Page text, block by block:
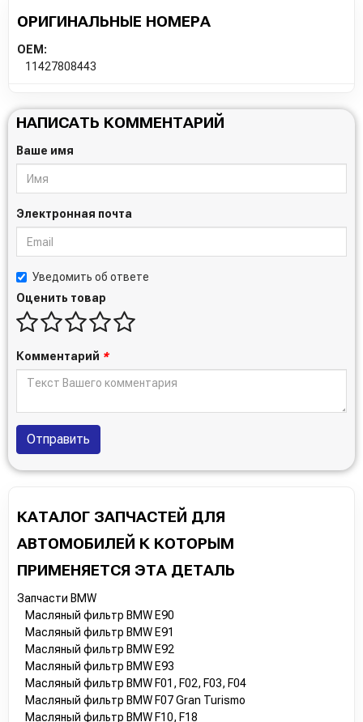
ОРИГИНАЛЬНЫЕ НОМЕРА
OEM:
11427808443
НАПИСАТЬ КОММЕНТАРИЙ
Ваше имя
Электронная почта
Уведомить об ответе
Оценить товар
Комментарий *
Отправить
КАТАЛОГ ЗАПЧАСТЕЙ ДЛЯ
АВТОМОБИЛЕЙ К КОТОРЫМ
ПРИМЕНЯЕТСЯ ЭТА ДЕТАЛЬ
Запчасти BMW
Масляный фильтр BMW E90
Масляный фильтр BMW E91
Масляный фильтр BMW E92
Масляный фильтр BMW E93
Масляный фильтр BMW F01, F02, F03, F04
Масляный фильтр BMW F07 Gran Turismo
Масляный фильтр BMW F10, F18